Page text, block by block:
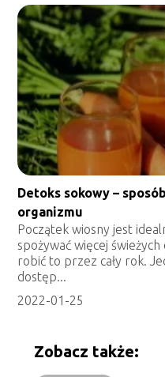
Detoks sokowy –
organizmu
Początek wiosny jest
spożywać więcej
robić to przez cały rok.
dostęp...
2022-01-25
Zobacz także: